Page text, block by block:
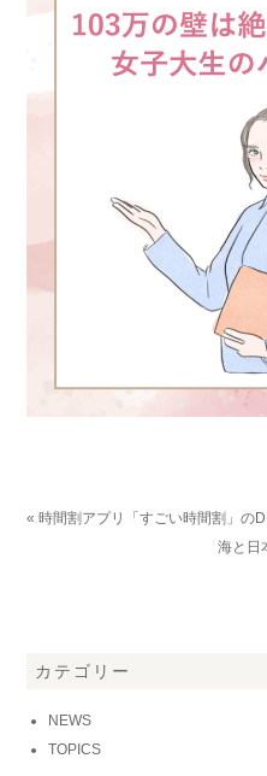
« 時間割アプリ「すごい時間割」の
海と日
カテゴリー
NEWS
TOPICS